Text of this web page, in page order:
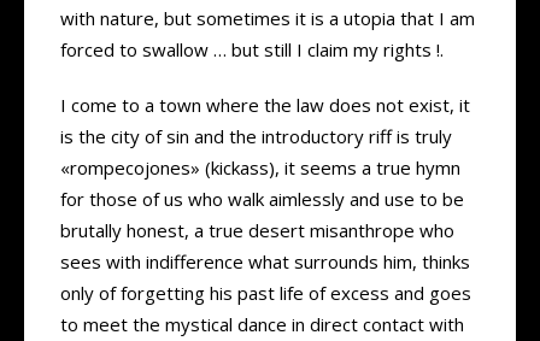
with nature, but sometimes it is a utopia that I am
forced to swallow … but still I claim my rights !.
I come to a town where the law does not exist, it
is the city of sin and the introductory riff is truly
«rompecojones» (kickass), it seems a true hymn
for those of us who walk aimlessly and use to be
brutally honest, a true desert misanthrope who
sees with indifference what surrounds him, thinks
only of forgetting his past life of excess and goes
to meet the mystical dance in direct contact with